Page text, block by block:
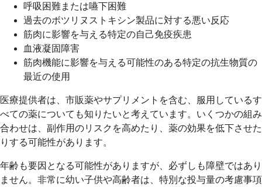
呼吸困難または嚥下困難
過去のボツリヌストキシン製品に対する悪い反応
筋肉に影響を与える特定の自己免疫疾患
血液凝固障害
筋肉機能に影響を与える可能性のある特定の抗生物質の
最近の使用
医療提供者は、市販薬やサプリメントを含む、服用しているす
べての薬についても知りたいと考えています。いくつかの組み
合わせは、副作用のリスクを高めたり、薬の効果を低下させた
りする可能性があります。
年齢も要因となる可能性がありますが、必ずしも障壁ではあり
ません。非常に幼い子供や高齢者は、特別な投与量の考慮事項